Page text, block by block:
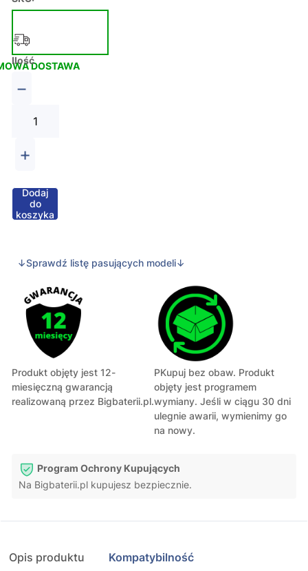
DOSTAWA
Ilość
−
+
Dodaj
do
koszyka
↓Sprawdź listę pasujących modeli↓
Produkt objęty jest 12-
miesięczną gwarancją
realizowaną przez Bigbaterii.pl.
PKupuj bez obaw. Produkt
objęty jest programem
wymiany. Jeśli w ciągu 30 dni
ulegnie awarii, wymienimy go
na nowy.
Program Ochrony Kupujących
Na Bigbaterii.pl kupujesz bezpiecznie.
Opis produktu Kompatybilność